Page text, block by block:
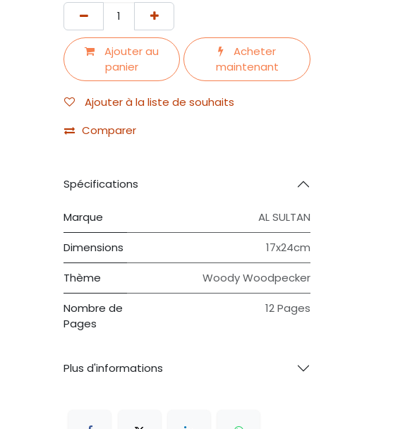
Ajouter au
panier
Acheter
maintenant
Ajouter à la liste de souhaits
Comparer
Spécifications
Marque AL SULTAN
Dimensions 17x24cm
Thème Woody Woodpecker
Nombre de
Pages
12 Pages
Plus d'informations